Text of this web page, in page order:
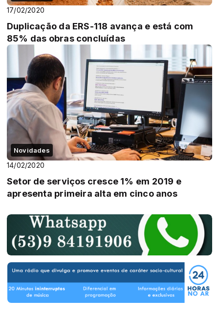
17/02/2020
Duplicação da ERS-118 avança e está com
85% das obras concluídas
Novidades
14/02/2020
Setor de serviços cresce 1% em 2019 e
apresenta primeira alta em cinco anos